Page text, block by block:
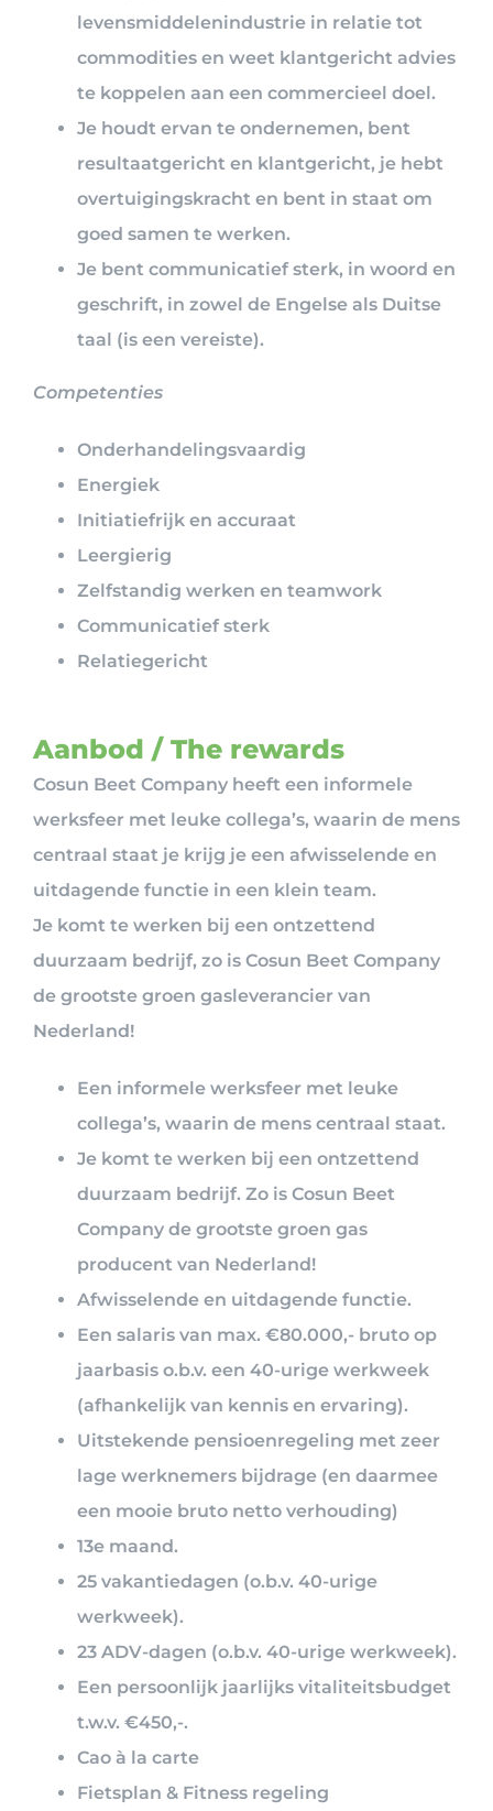
levensmiddelenindustrie in relatie tot
commodities en weet klantgericht advies
te koppelen aan een commercieel doel.
Je houdt ervan te ondernemen, bent
resultaatgericht en klantgericht, je hebt
overtuigingskracht en bent in staat om
goed samen te werken.
Je bent communicatief sterk, in woord en
geschrift, in zowel de Engelse als Duitse
taal (is een vereiste).
Competenties
Onderhandelingsvaardig
Energiek
Initiatiefrijk en accuraat
Leergierig
Zelfstandig werken en teamwork
Communicatief sterk
Relatiegericht
Aanbod / The rewards
Cosun Beet Company heeft een informele
werksfeer met leuke collega’s, waarin de mens
centraal staat je krijg je een afwisselende en
uitdagende functie in een klein team.
Je komt te werken bij een ontzettend
duurzaam bedrijf, zo is Cosun Beet Company
de grootste groen gasleverancier van
Nederland!
Een informele werksfeer met leuke
collega’s, waarin de mens centraal staat.
Je komt te werken bij een ontzettend
duurzaam bedrijf. Zo is Cosun Beet
Company de grootste groen gas
producent van Nederland!
Afwisselende en uitdagende functie.
Een salaris van max. €80.000,- bruto op
jaarbasis o.b.v. een 40-urige werkweek
(afhankelijk van kennis en ervaring).
Uitstekende pensioenregeling met zeer
lage werknemers bijdrage (en daarmee
een mooie bruto netto verhouding)
13e maand.
25 vakantiedagen (o.b.v. 40-urige
werkweek).
23 ADV-dagen (o.b.v. 40-urige werkweek).
Een persoonlijk jaarlijks vitaliteitsbudget
t.w.v. €450,-.
Cao à la carte
Fietsplan & Fitness regeling